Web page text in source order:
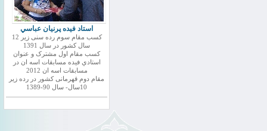
استاد فيده پرنيان عباسي
کسب مقام سوم رده سنی زیر 12
سال کشور در سال 1391
کسب مقام اول مشترک و عنوان
استادي فيده مسابقات اسه ان در
مسابقات اسه ان 2012
مقام دوم قهرمانی کشور در رده زیر
10سال- سال 90-1389